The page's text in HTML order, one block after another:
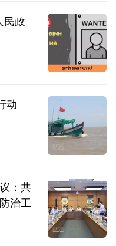
民政
动
：共
治工